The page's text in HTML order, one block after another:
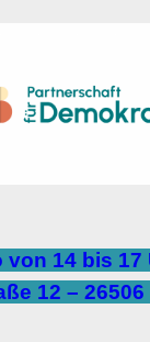
von 14 bis 17
12 –